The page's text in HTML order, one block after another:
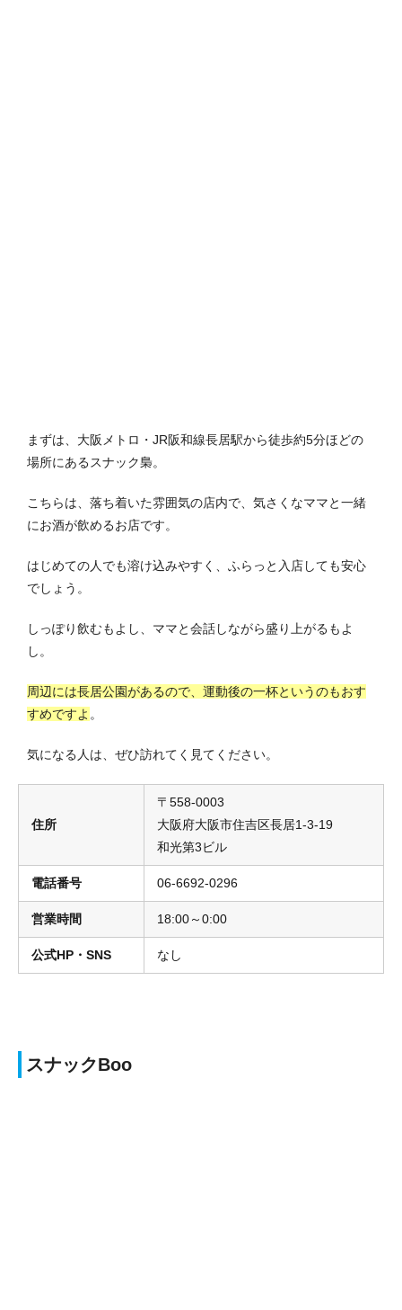
まずは、大阪メトロ・JR阪和線長居駅から徒歩約5分ほどの
場所にあるスナック梟。
こちらは、落ち着いた雰囲気の店内で、気さくなママと一緒
にお酒が飲めるお店です。
はじめての人でも溶け込みやすく、ふらっと入店しても安心
でしょう。
しっぽり飲むもよし、ママと会話しながら盛り上がるもよ
し。
周辺には長居公園があるので、運動後の一杯というのもおす
すめですよ 。
気になる人は、ぜひ訪れてく見てください。
住所
〒558-0003
大阪府大阪市住吉区長居1-3-19
和光第3ビル
電話番号 06-6692-0296
営業時間 18:00～0:00
公式HP・SNS なし
スナックBoo